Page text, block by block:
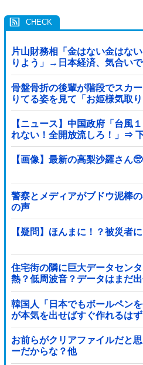
片山財務相「金はない金はな
りよう」→日本経済、気合い
骨盤骨折の後輩が階段でスカ
りてる姿を見て「お姫様気取
発する社内彼女！事故背景を
で嘲笑する性根の汚さに一気
【ニュース】中国政府「台風
れない！全開放流しろ！」⇒
ｗｗｗ
【画像】最新の高梨沙羅さん
警察とメディアがブドウ泥棒
の声
【疑問】ほんまに！？被災者
住宅街の隣に巨大データセン
熱？低周波音？データはまだ
韓国人「日本でもボールペン
が本気を出せばすぐ作れるはず
お前らがクリアファイルだと
ーだからな？他